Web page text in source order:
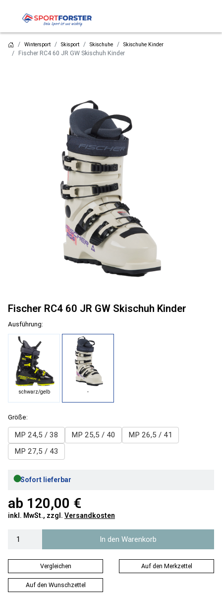
Wintersport Skisport Skischuhe Skischuhe Kinder
Fischer RC4 60 JR GW Skischuh Kinder
Fischer RC4 60 JR GW Skischuh Kinder
Ausführung:
schwarz/gelb -
Größe:
MP 24,5 / 38 MP 25,5 / 40
MP 26,5 / 41
MP 27,5 / 43
●Sofort lieferbar
ab 120,00 €
inkl. MwSt., zzgl. Versandkosten
In den Warenkorb
Vergleichen Auf den Merkzettel
Auf den Wunschzettel